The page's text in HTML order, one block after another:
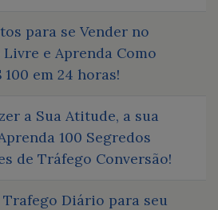
para se Vender no
e Aprenda Como
100 em 24 horas!
a Sua Atitude, a sua
100 Segredos
de Tráfego Conversão!
Trafego Diário para seu